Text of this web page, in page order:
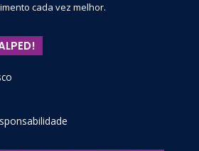
cada vez melhor.